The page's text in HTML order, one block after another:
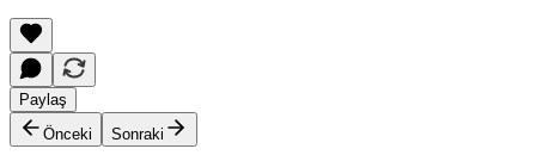
Paylaş
Önceki
Sonraki